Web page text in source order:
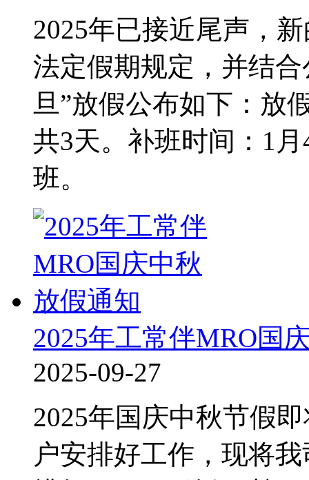
2025年已接近尾声，
法定假期规定，并结
旦”放假公布如下：放
共3天。补班时间：1
班。
2025年工常伴MRO国
2025-09-27
2025年国庆中秋节假
户安排好工作，现将